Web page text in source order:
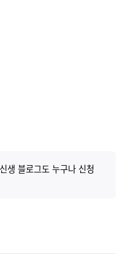
생 블로그도 누구나 신청